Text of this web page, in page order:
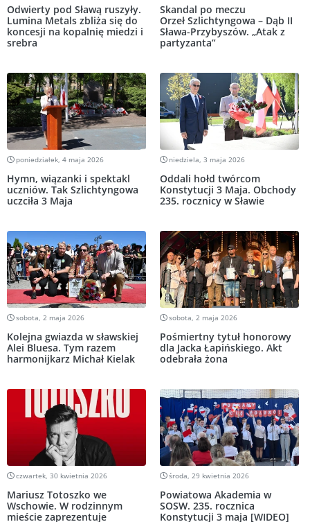
Odwierty pod Sławą ruszyły.
Lumina Metals zbliża się do
koncesji na kopalnię miedzi i
srebra
Skandal po meczu
Orzeł Szlichtyngowa – Dąb II
Sława-Przybyszów. „Atak z
partyzanta”
poniedziałek, 4 maja 2026
Hymn, wiązanki i spektakl
uczniów. Tak Szlichtyngowa
uczciła 3 Maja
niedziela, 3 maja 2026
Oddali hołd twórcom
Konstytucji 3 Maja. Obchody
235. rocznicy w Sławie
sobota, 2 maja 2026
Kolejna gwiazda w sławskiej
Alei Bluesa. Tym razem
harmonijkarz Michał Kielak
sobota, 2 maja 2026
Pośmiertny tytuł honorowy
dla Jacka Łapińskiego. Akt
odebrała żona
czwartek, 30 kwietnia 2026
Mariusz Totoszko we
Wschowie. W rodzinnym
mieście zaprezentuje
środa, 29 kwietnia 2026
Powiatowa Akademia w
SOSW. 235. rocznica
Konstytucji 3 maja [WIDEO]